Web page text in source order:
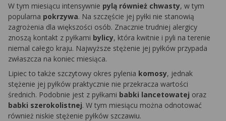
W tym miesiącu intensywnie pylą również chwasty, w tym
popularna pokrzywa. Na szczęście jej pyłki nie stanowią
zagrożenia dla większości osób. Znacznie trudniej alergicy
znoszą kontakt z pyłkami bylicy, która kwitnie i pyli na terenie
niemal całego kraju. Najwyższe stężenie jej pyłków przypada
zwłaszcza na koniec miesiąca.
Lipiec to także szczytowy okres pylenia komosy, jednak
stężenie jej pyłków praktycznie nie przekracza wartości
średnich. Podobnie jest z pyłkami babki lancetowatej oraz
babki szerokolistnej. W tym miesiącu można odnotować
również niskie stężenie pyłków szczawiu.